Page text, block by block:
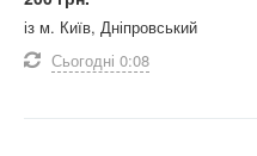
із м. Київ, Дніпровський
Сьогодні 0:08